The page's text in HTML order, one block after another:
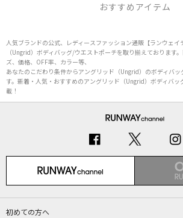
おすすめアイテム
人気ブランドの公式、レディースファッション通販【ランウェイ
（Ungrid）ボディバッグ/ウエストポーチを取り揃えております
ズ、価格、OFF率、カラー等、
あなたのこだわり条件からアングリッド（Ungrid）のボディバ
す。新着・人気・おすすめのアングリッド（Ungrid）ボディバ
載！
初めての方へ